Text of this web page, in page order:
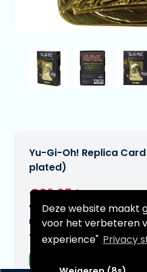
Deze website maakt
voor het verbeteren
experience" Privacy
Yu-Gi-Oh! Replica
plated)
€26,95
Verwachtte
n.v.t.
Type: